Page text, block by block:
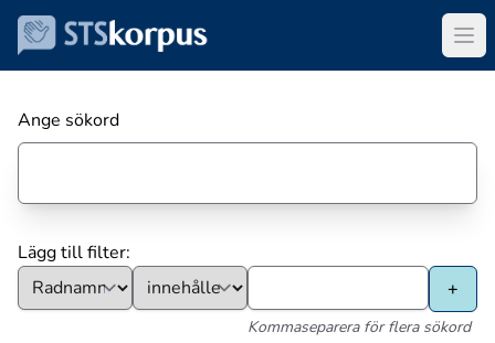
Ange sökord
Lägg till filter:
Kommaseparera för flera sökord